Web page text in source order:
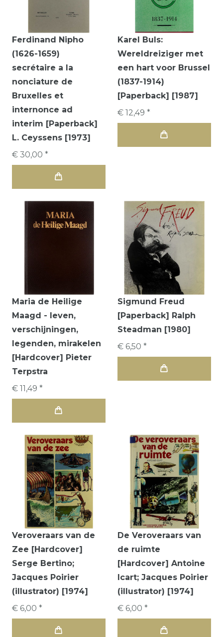
Ferdinand Nipho
(1626-1659)
secrétaire a la
nonciature de
Bruxelles et
internonce ad
interim [Paperback]
L. Ceyssens [1973]
€ 30,00 *
Karel Buls:
Wereldreiziger met
een hart voor Brussel
(1837-1914)
[Paperback] [1987]
€ 12,49 *
Maria de Heilige
Maagd - leven,
verschijningen,
legenden, mirakelen
[Hardcover] Pieter
Terpstra
€ 11,49 *
Sigmund Freud
[Paperback] Ralph
Steadman [1980]
€ 6,50 *
Veroveraars van de
Zee [Hardcover]
Serge Bertino;
Jacques Poirier
(illustrator) [1974]
€ 6,00 *
De Veroveraars van
de ruimte
[Hardcover] Antoine
Icart; Jacques Poirier
(illustrator) [1974]
€ 6,00 *